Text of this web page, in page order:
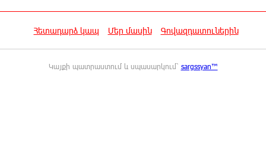
Ռուսաստանը պետք է վճարի իր
պատճառած ավերածnւթյnւնների համար.
Հետադարձ կապ Մեր մասին Գովազդատուներին
Կայքի պատրաստում և սպասարկում՝ sargssyan™